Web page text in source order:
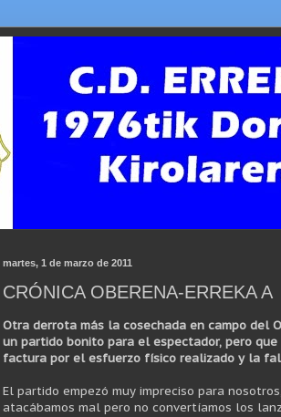
martes, 1 de marzo de 2011
CRÓNICA OBERENA-ERREKA A
Otra derrota más la cosechada en campo del
un partido bonito para el espectador, pero
factura por el esfuerzo físico realizado y la
El partido empezó muy impreciso para
atacábamos mal pero no convertíamos los